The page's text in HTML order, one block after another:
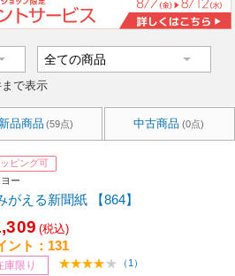
で表示
新品商品 (59点) 中古商品 (0点)
ピング可
ー
がえる新聞紙 【864】
(税込)
ント：131
庫限り （1）